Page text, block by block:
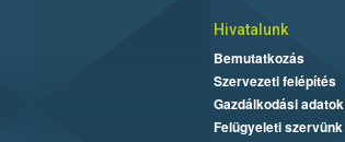
Hivatalunk
Bemutatkozás
Szervezeti felépítés
Gazdálkodási adatok
Felügyeleti szervünk